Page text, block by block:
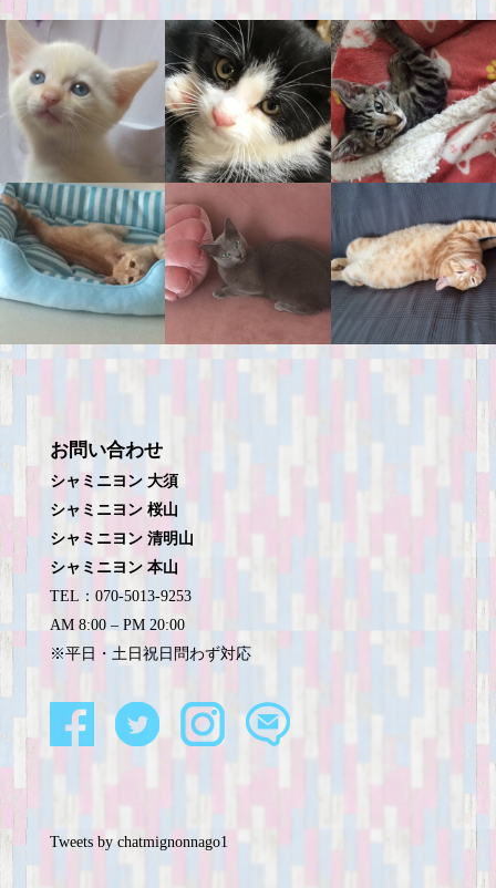
お問い合わせ
シャミニヨン 大須
シャミニヨン 桜山
シャミニヨン 清明山
シャミニヨン 本山
TEL：070-5013-9253
AM 8:00 – PM 20:00
※平日・土日祝日問わず対応
Tweets by chatmignonnago1